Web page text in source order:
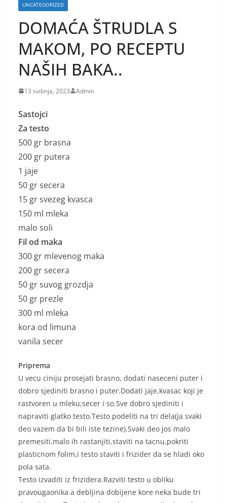
UNCATEGORIZED
DOMAĆA ŠTRUDLA S
MAKOM, PO RECEPTU
NAŠIH BAKA..
13 svibnja, 2023 Admin
Sastojci
Za testo
500 gr brasna
200 gr putera
1 jaje
50 gr secera
15 gr svezeg kvasca
150 ml mleka
malo soli
Fil od maka
300 gr mlevenog maka
200 gr secera
50 gr suvog grozdja
50 gr prezle
300 ml mleka
kora od limuna
vanila secer
Priprema
U vecu ciniju prosejati brasno, dodati naseceni puter i
dobro sjediniti brasno i puter.Dodati jaje,kvasac koji je
rastvoren u mleku,secer i so.Sve dobro sjediniti i
napraviti glatko testo.Testo podeliti na tri dela(ja svaki
deo vazem da bi bili iste tezine).Svaki deo jos malo
premesiti,malo ih rastanjiti,staviti na tacnu,pokriti
plasticnom folim,i testo staviti i frizider da se hladi oko
pola sata.
Testo izvaditi iz frizidera.Razviti testo u obliku
pravougaonika a debljina dobijene kore neka bude tri